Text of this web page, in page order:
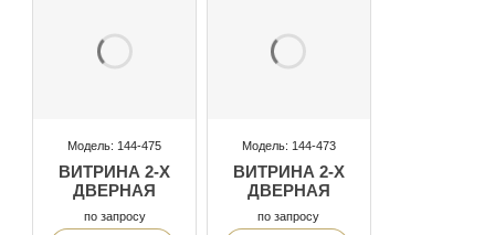
Модель: 144-475
ВИТРИНА 2-Х
ДВЕРНАЯ
по запросу
Модель: 144-473
ВИТРИНА 2-Х
ДВЕРНАЯ
по запросу